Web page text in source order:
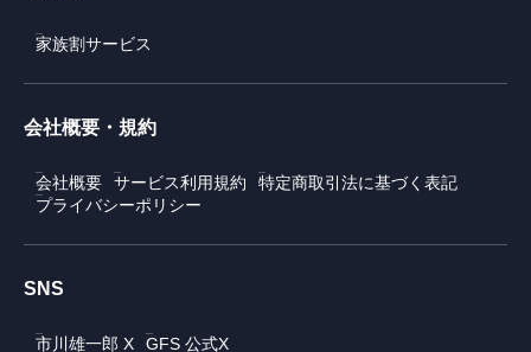
家族割サービス
会社概要・規約
会社概要 サービス利用規約
特定商取引法に基づく表記
プライバシーポリシー
SNS
市川雄一郎 X GFS 公式X